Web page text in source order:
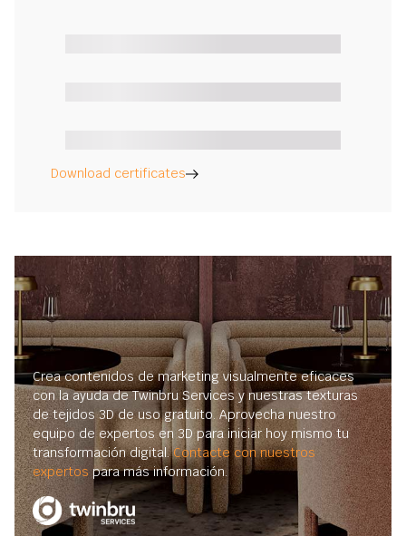
Download certificates
Crea contenidos de marketing visualmente eficaces
con la ayuda de Twinbru Services y nuestras texturas
de tejidos 3D de uso gratuito. Aprovecha nuestro
equipo de expertos en 3D para iniciar hoy mismo tu
transformación digital.Contacte con nuestros
expertos para más información.